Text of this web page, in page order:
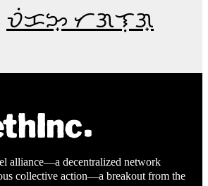
ᜏᜒᜃᜅ᜔ ᜆᜄᜎᜓᜄ᜔
alliance—a decentralized network
collective action—a breakout from the